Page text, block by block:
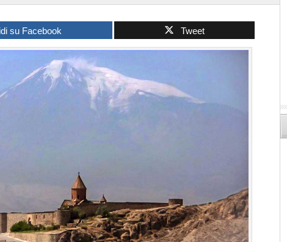
su Facebook Tweet